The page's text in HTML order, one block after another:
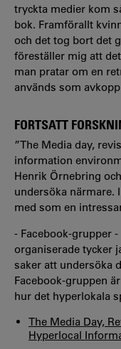
tryckta medier kom
bok. Framförallt
och det tog bort det
föreställer mig att
man pratar om en
används som
FORTSATT
”The Media day,
information
Henrik Örnebring
undersöka närmare.
med som en
- Facebook-grupper
organiserade tycker
saker att undersöka
Facebook-gruppen
hur det hyperlokala
The Media Day,
Hyperlocal